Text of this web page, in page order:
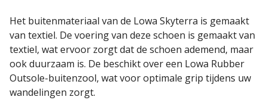
Het buitenmateriaal van de Lowa Skyterra is gemaakt
van textiel. De voering van deze schoen is gemaakt van
textiel, wat ervoor zorgt dat de schoen ademend, maar
ook duurzaam is. De beschikt over een Lowa Rubber
Outsole-buitenzool, wat voor optimale grip tijdens uw
wandelingen zorgt.